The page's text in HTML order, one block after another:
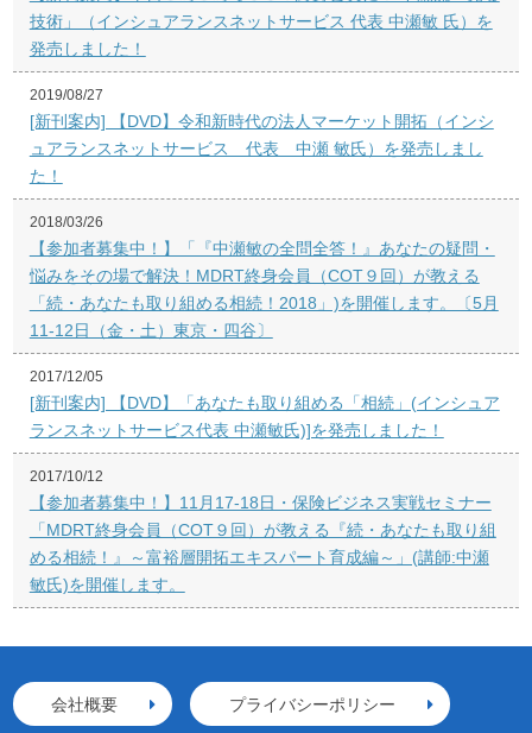
技術」（インシュアランスネットサービス 代表 中瀬敏 氏）を
発売しました！
2019/08/27
[新刊案内] 【DVD】令和新時代の法人マーケット開拓（インシ
ュアランスネットサービス 代表 中瀬 敏氏）を発売しまし
た！
2018/03/26
【参加者募集中！】「『中瀬敏の全問全答！』あなたの疑問・
悩みをその場で解決！MDRT終身会員（COT９回）が教える
「続・あなたも取り組める相続！2018」)を開催します。〔5月
11-12日（金・土）東京・四谷〕
2017/12/05
[新刊案内] 【DVD】「あなたも取り組める「相続」(インシュア
ランスネットサービス代表 中瀬敏氏)]を発売しました！
2017/10/12
【参加者募集中！】11月17-18日・保険ビジネス実戦セミナー
「MDRT終身会員（COT９回）が教える『続・あなたも取り組
める相続！』～富裕層開拓エキスパート育成編～」(講師:中瀬
敏氏)を開催します。
会社概要 プライバシーポリシー